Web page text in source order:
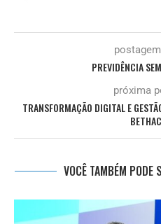
PREVIDÊNCIA
próxima
TRANSFORMAÇÃO DIGITAL E
VOCÊ TAMBÉM PODE